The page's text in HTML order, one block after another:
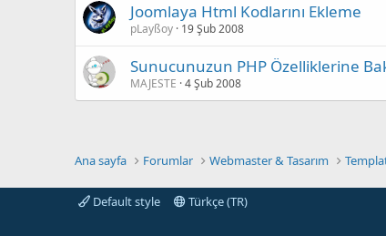
Joomlaya Html Kodlarını Ekleme
pLayßoy 19 Şub 2008
Sunucunuzun PHP Özelliklerine
MAJESTE 4 Şub 2008
Ana sayfa Forumlar Webmaster & Tasarım
Default style Türkçe (TR)